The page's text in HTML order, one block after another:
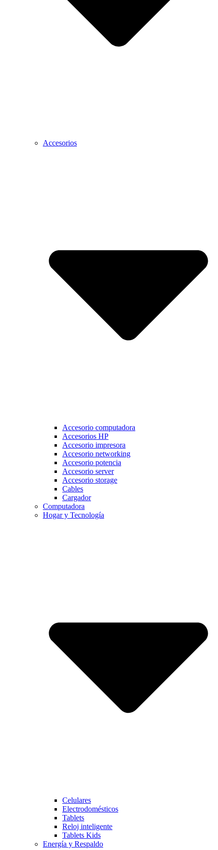
Accesorios
Accesorio computadora
Accesorios HP
Accesorio impresora
Accesorio networking
Accesorio potencia
Accesorio server
Accesorio storage
Cables
Cargador
Computadora
Hogar y Tecnología
Celulares
Electrodomésticos
Tablets
Reloj inteligente
Tablets Kids
Energía y Respaldo